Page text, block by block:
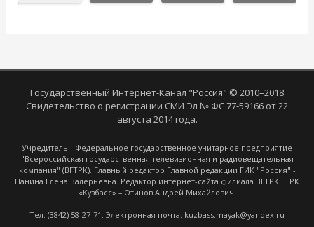
Государственный Интернет-Канал "Россия" © 2010–2018
Свидетельство о регистрации СМИ Эл № ФС 77-59166 от 22
августа 2014 года.
Учредитель - Федеральное государственное унитарное предприятие
"Всероссийская государственная телевизионная и радиовещательная
компания" (ВГТРК). Главный редактор Главной редакции ГИК "Россия" -
Панина Елена Валерьевна. Редактор интернет-сайта филиала ВГТРК ГТРК
«Кузбасс» – Отинов Андрей Михайлович.
Тел. (3842) 58-27-71. Электронная почта: kuzbass.mayak@yandex.ru